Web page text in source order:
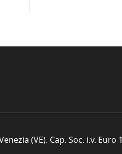
(VE). Cap. Soc. i.v. Euro